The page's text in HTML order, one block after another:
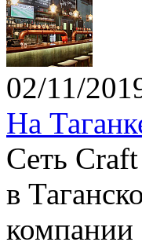
02/11/
На
Сеть
в
компании